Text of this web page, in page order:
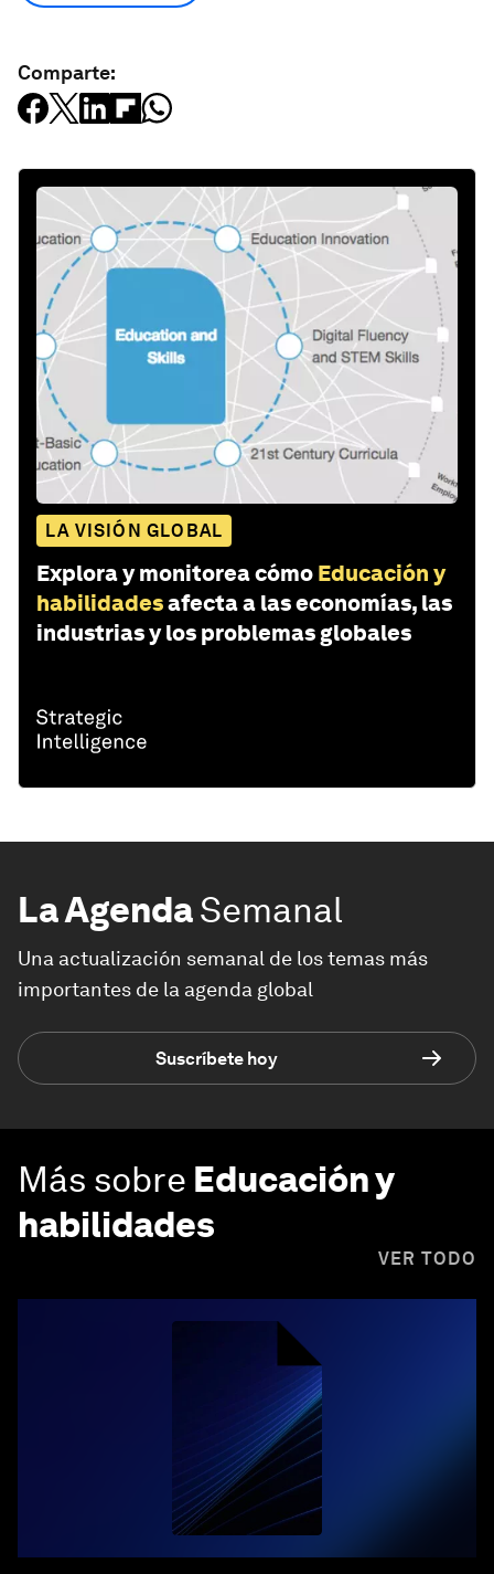
Comparte:
LA VISIÓN GLOBAL
Explora y monitorea cómo Educación y
habilidadesafecta a las economías, las
industrias y los problemas globales
La AgendaSemanal
Una actualización semanal de los temas más
importantes de la agenda global
Suscríbete hoy
Más sobre Educación y
habilidades
VER TODO